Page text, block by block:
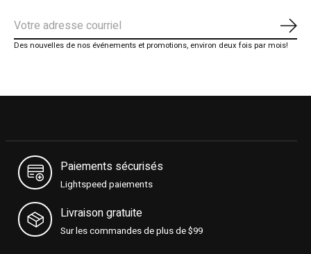
Des nouvelles de nos événements et promotions, environ deux fois par mois!
Paiements sécurisés
Lightspeed paiements
Livraison gratuite
Sur les commandes de plus de $99